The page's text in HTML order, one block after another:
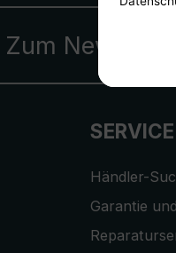
Zum
SERVICE
Händler-
Garantie